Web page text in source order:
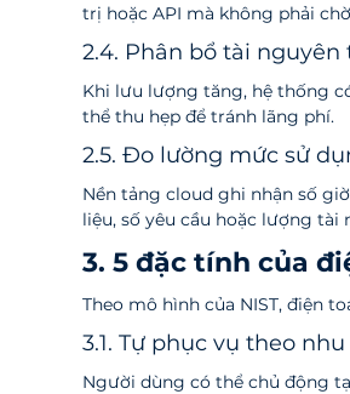
trị hoặc API mà không phải
2.4. Phân bổ tài nguyên
Khi lưu lượng tăng, hệ thống
thể thu hẹp để tránh lãng phí.
2.5. Đo lường mức sử
Nền tảng cloud ghi nhận số
liệu, số yêu cầu hoặc lượng
3. 5 đặc tính của
Theo mô hình của NIST, điện
3.1. Tự phục vụ theo
Người dùng có thể chủ động